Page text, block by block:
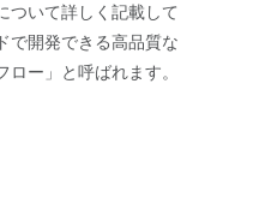
ついて詳しく記載して
で開発できる高品質な
ー」と呼ばれます。